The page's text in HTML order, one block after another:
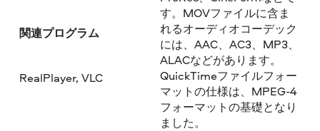
関連プログラム
RealPlayer, VLC
す。MOVファイルに含ま
れるオーディオコーデック
には、AAC、AC3、MP3、
ALACなどがあります。
QuickTimeファイルフォー
マットの仕様は、MPEG-4
フォーマットの基礎となり
ました。